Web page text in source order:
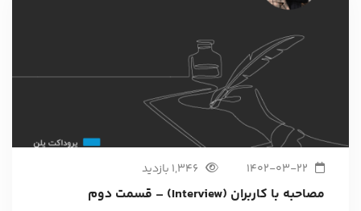
1402-03-22 1,346 بازدید
مصاحبه با کاربران (Interview) – قسمت دوم